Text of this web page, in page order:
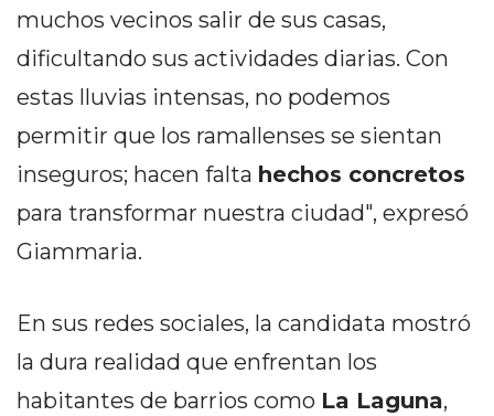
DE COMIDA POR
RESTAURANTES Y
DELIVERIES
CÓMO ORGANIZAR LOS
POR WHATSAPP SIN QUE
muchos vecinos salir de sus casas,
dificultando sus actividades diarias. Con
estas lluvias intensas, no podemos
permitir que los ramallenses se sientan
inseguros; hacen falta hechos concretos
para transformar nuestra ciudad", expresó
Giammaria.
En sus redes sociales, la candidata mostró
la dura realidad que enfrentan los
habitantes de barrios como La Laguna,